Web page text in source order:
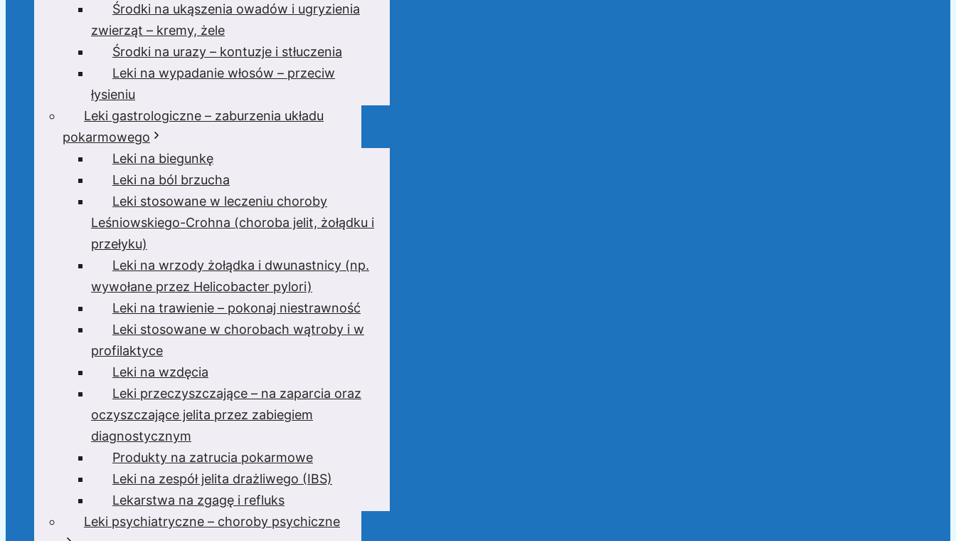
Środki na ukąszenia owadów i ugryzienia
zwierząt – kremy, żele
Środki na urazy – kontuzje i stłuczenia
Leki na wypadanie włosów – przeciw
łysieniu
Leki gastrologiczne – zaburzenia układu
pokarmowego
Leki na biegunkę
Leki na ból brzucha
Leki stosowane w leczeniu choroby
Leśniowskiego-Crohna (choroba jelit, żołądku i
przełyku)
Leki na wrzody żołądka i dwunastnicy (np.
wywołane przez Helicobacter pylori)
Leki na trawienie – pokonaj niestrawność
Leki stosowane w chorobach wątroby i w
profilaktyce
Leki na wzdęcia
Leki przeczyszczające – na zaparcia oraz
oczyszczające jelita przez zabiegiem
diagnostycznym
Produkty na zatrucia pokarmowe
Leki na zespół jelita drażliwego (IBS)
Lekarstwa na zgagę i refluks
Leki psychiatryczne – choroby psychiczne